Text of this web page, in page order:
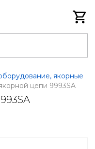
якорные
цепи 9993SA